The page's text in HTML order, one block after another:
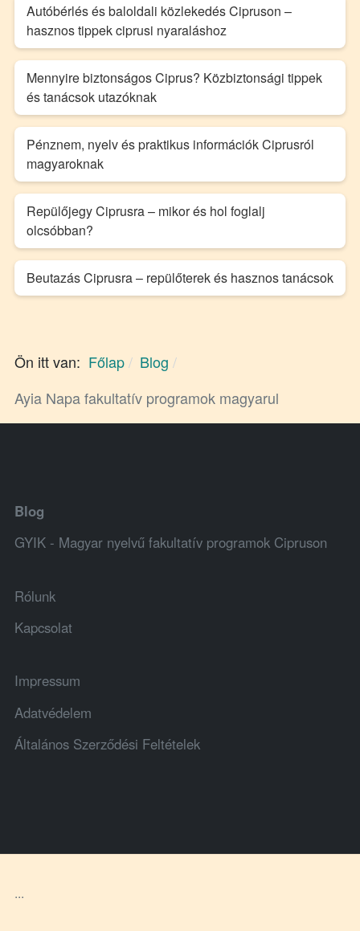
Autóbérlés és baloldali közlekedés Cipruson –
hasznos tippek ciprusi nyaraláshoz
Mennyire biztonságos Ciprus? Közbiztonsági tippek
és tanácsok utazóknak
Pénznem, nyelv és praktikus információk Ciprusról
magyaroknak
Repülőjegy Ciprusra – mikor és hol foglalj
olcsóbban?
Beutazás Ciprusra – repülőterek és hasznos tanácsok
Ön itt van: Főlap
Blog
Ayia Napa fakultatív programok magyarul
Blog
GYIK - Magyar nyelvű fakultatív programok Cipruson
Rólunk
Kapcsolat
Impressum
Adatvédelem
Általános Szerződési Feltételek
...